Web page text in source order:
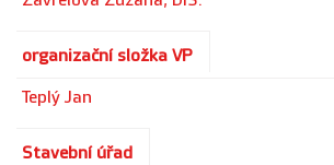
organizační složka VP
Teplý Jan
Stavební úřad